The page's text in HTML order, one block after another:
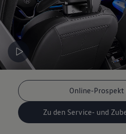
Online-
Zu den Service- und